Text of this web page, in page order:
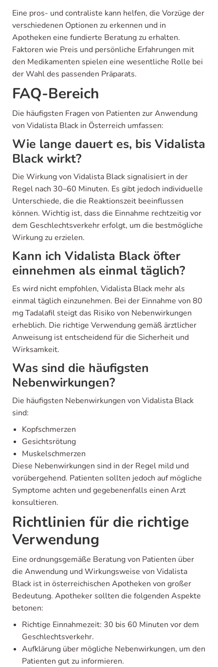
Eine pros- und contraliste kann helfen, die Vorzüge der
verschiedenen Optionen zu erkennen und in
Apotheken eine fundierte Beratung zu erhalten.
Faktoren wie Preis und persönliche Erfahrungen mit
den Medikamenten spielen eine wesentliche Rolle bei
der Wahl des passenden Präparats.
FAQ-Bereich
Die häufigsten Fragen von Patienten zur Anwendung
von Vidalista Black in Österreich umfassen:
Wie lange dauert es, bis Vidalista
Black wirkt?
Die Wirkung von Vidalista Black signalisiert in der
Regel nach 30–60 Minuten. Es gibt jedoch individuelle
Unterschiede, die die Reaktionszeit beeinflussen
können. Wichtig ist, dass die Einnahme rechtzeitig vor
dem Geschlechtsverkehr erfolgt, um die bestmögliche
Wirkung zu erzielen.
Kann ich Vidalista Black öfter
einnehmen als einmal täglich?
Es wird nicht empfohlen, Vidalista Black mehr als
einmal täglich einzunehmen. Bei der Einnahme von 80
mg Tadalafil steigt das Risiko von Nebenwirkungen
erheblich. Die richtige Verwendung gemäß ärztlicher
Anweisung ist entscheidend für die Sicherheit und
Wirksamkeit.
Was sind die häufigsten
Nebenwirkungen?
Die häufigsten Nebenwirkungen von Vidalista Black
sind:
Kopfschmerzen
Gesichtsrötung
Muskelschmerzen
Diese Nebenwirkungen sind in der Regel mild und
vorübergehend. Patienten sollten jedoch auf mögliche
Symptome achten und gegebenenfalls einen Arzt
konsultieren.
Richtlinien für die richtige
Verwendung
Eine ordnungsgemäße Beratung von Patienten über
die Anwendung und Wirkungsweise von Vidalista
Black ist in österreichischen Apotheken von großer
Bedeutung. Apotheker sollten die folgenden Aspekte
betonen:
Richtige Einnahmezeit: 30 bis 60 Minuten vor dem
Geschlechtsverkehr.
Aufklärung über mögliche Nebenwirkungen, um den
Patienten gut zu informieren.